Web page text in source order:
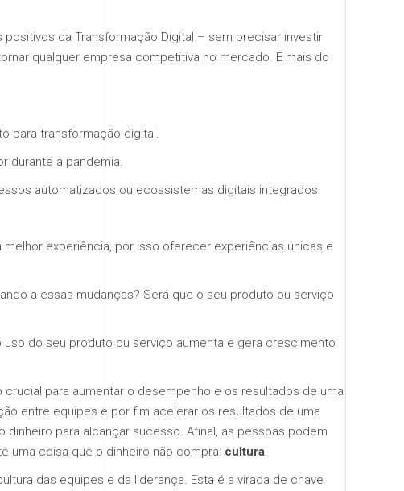
da Transformação Digital – sem precisar investir
qualquer empresa competitiva no mercado. E mais do
para transformação digital.
durante a pandemia.
automatizados ou ecossistemas digitais integrados.
experiência, por isso oferecer experiências únicas e
a essas mudanças? Será que o seu produto ou serviço
do seu produto ou serviço aumenta e gera crescimento
para aumentar o desempenho e os resultados de uma
entre equipes e por fim acelerar os resultados de uma
para alcançar sucesso. Afinal, as pessoas podem
uma coisa que o dinheiro não compra: cultura.
das equipes e da liderança. Esta é a virada de chave